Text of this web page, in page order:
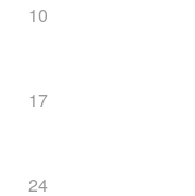
10
17
24